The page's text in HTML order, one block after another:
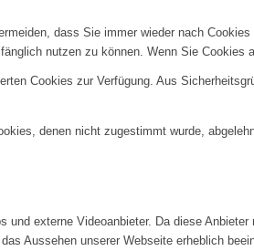
dass Sie immer wieder nach
nutzen zu können. Wenn Sie
Cookies zur Verfügung. Aus
denen nicht zugestimmt wurde,
externe Videoanbieter. Da diese
Aussehen unserer Webseite erheblich